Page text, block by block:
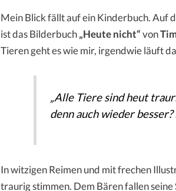
Mein Blick fällt auf ein Kinderbuch. Auf
ist das Bilderbuch„Heute nicht“von
Tieren geht es wie mir, irgendwie läuft
„Alle Tiere sind heut
denn auch wieder
In witzigen Reimen und mit frechen
traurig stimmen. Dem Bären fallen